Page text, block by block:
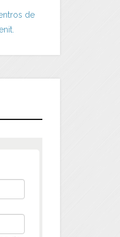
de